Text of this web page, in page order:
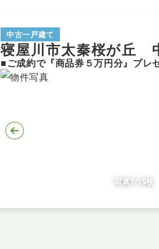
中古一戸建て
寝屋川市太秦桜が丘
写真1/19枚